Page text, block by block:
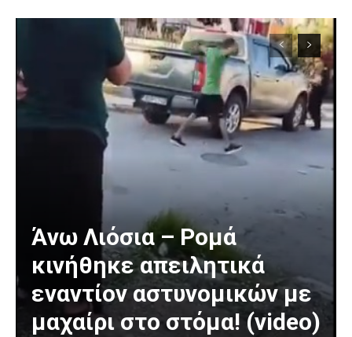
Άνω Λιόσια – Ρομά
κινήθηκε απειλητικά
εναντίον αστυνομικών με
μαχαίρι στο στόμα! (video)